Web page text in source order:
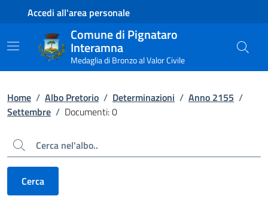
Contenuto principale
Piede di paginaAccedi all'area personale
Comune di Pignataro
Interamna
Medaglia di Bronzo al Valor Civile
Home / Albo Pretorio / Determinazioni / Anno 2155 /
Settembre / Documenti: 0
Cerca
Cerca